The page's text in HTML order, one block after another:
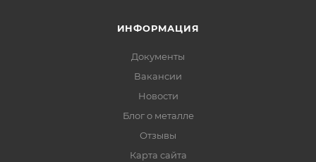
ИНФОРМАЦИЯ
Документы
Вакансии
Новости
Блог о металле
Отзывы
Карта сайта